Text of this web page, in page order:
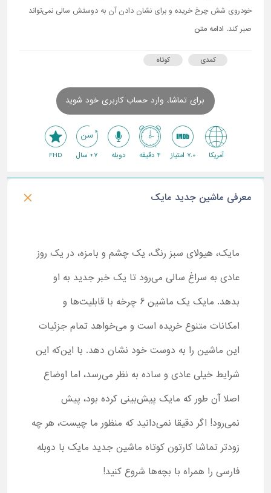
خودروی شش چرخ خریده و برای نشان دادن آن به دوستش سالی نمی‌تواند
صبر کند. ادامه متن
کمدی کوتاه
برای تماشا، وارد حساب کاربری خود شوید
آمریکا 7.0 امتیاز 4 دقیقه دوبله 7+ سال FHD
معرفی ماشین جدید مایک
مایک، هیولای سبز رنگ، یک چشم و بامزه، در یک روز
عادی به سراغ سالی می‌رود تا یک خبر جدید به او
بدهد. مایک یک ماشین 6 چرخه با قابلیت‌ها و
امکانات متنوع خریده است و می‌خواهد تمام جزئیات
این ماشین را به دوست خود نشان دهد. با این‌که این
شرایط خیلی عادی و ساده به نظر می‌رسد، اما اوضاع
اصلا آن طور که مایک پیش‌بینی کرده بود، پیش
نمی‌رود! اگر دقیقا نمی‌دانید که منظور ما چیست، هر چه
زودتر تماشا کارتون کوتاه ماشین جدید مایک با دوبله
فارسی را همراه با بچه‌ها شروع کنید!